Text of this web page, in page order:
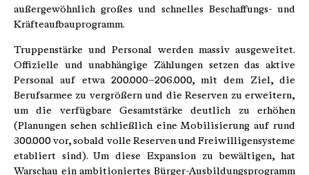
außergewöhnlich großes und schnelles Beschaffungs- und
Kräfteaufbauprogramm.
Truppenstärke und Personal werden massiv ausgeweitet.
Offizielle und unabhängige Zählungen setzen das aktive
Personal auf etwa 200.000–206.000, mit dem Ziel, die
Berufsarmee zu vergrößern und die Reserven zu erweitern,
um die verfügbare Gesamtstärke deutlich zu erhöhen
(Planungen sehen schließlich eine Mobilisierung auf rund
300.000 vor, sobald volle Reserven und Freiwilligensysteme
etabliert sind). Um diese Expansion zu bewältigen, hat
Warschau ein ambitioniertes Bürger-Ausbildungsprogramm